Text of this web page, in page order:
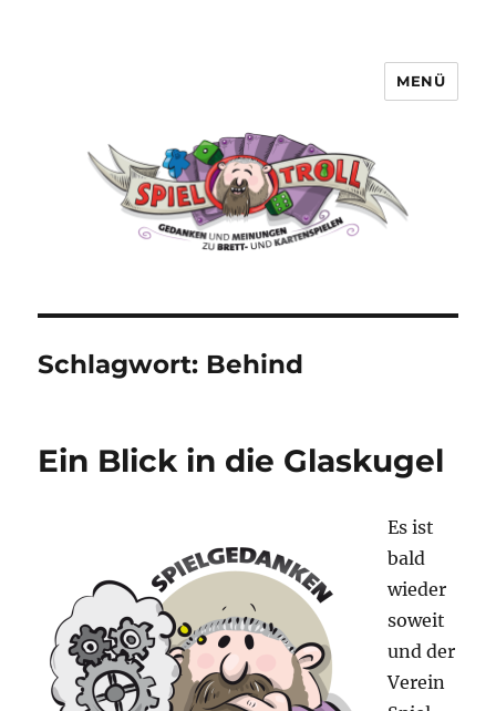
MENÜ
Schlagwort: Behind
Ein Blick in die Glaskugel
Es ist
bald
wieder
soweit
und der
Verein